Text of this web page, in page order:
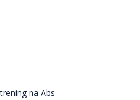
na Abs